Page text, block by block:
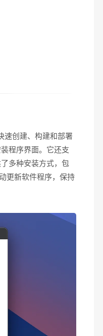
速创建、构建和部署
程序界面。它还支
多种安装方式，包
更新软件程序，保持